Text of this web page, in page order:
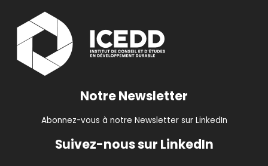
Notre Newsletter
Abonnez-vous à notre Newsletter sur LinkedIn
Suivez-nous sur LinkedIn